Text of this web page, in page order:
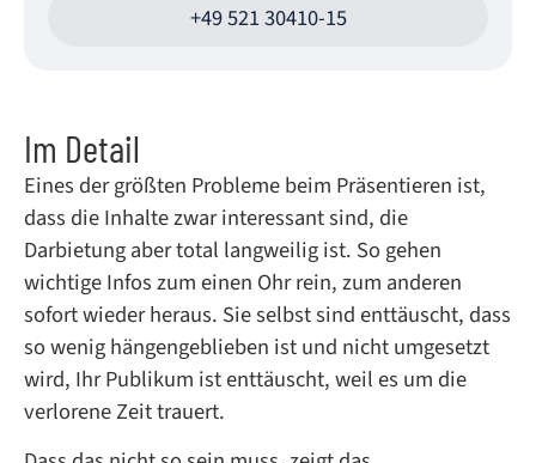
+49 521 30410-15
Im Detail
Eines der größten Probleme beim Präsentieren ist,
dass die Inhalte zwar interessant sind, die
Darbietung aber total langweilig ist. So gehen
wichtige Infos zum einen Ohr rein, zum anderen
sofort wieder heraus. Sie selbst sind enttäuscht, dass
so wenig hängengeblieben ist und nicht umgesetzt
wird, Ihr Publikum ist enttäuscht, weil es um die
verlorene Zeit trauert.